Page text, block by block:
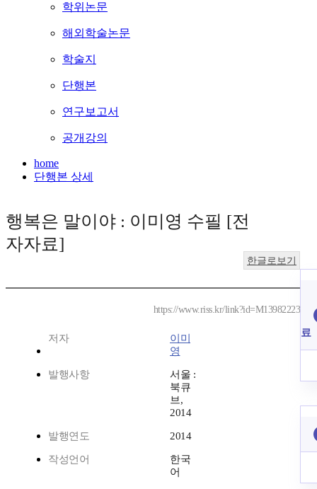
학위논문
해외학술논문
학술지
단행본
연구보고서
공개강의
home
단행본 상세
행복은 말이야 : 이미영 수필 [전
자자료]
한글로보기
https://www.riss.kr/link?id=M13982223
저자
이미
영
발행사항
서울 :
북큐
브,
2014
발행연도 2014
작성언어
한국
어
료